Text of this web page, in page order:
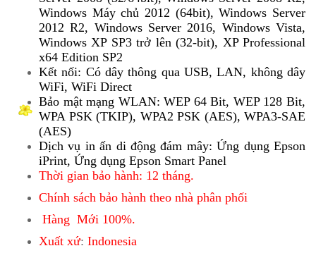
Windows Máy chủ 2012 (64bit), Windows Server
2012 R2, Windows Server 2016, Windows Vista,
Windows XP SP3 trở lên (32-bit), XP Professional
x64 Edition SP2
Kết nối: Có dây thông qua USB, LAN, không dây
WiFi, WiFi Direct
Bảo mật mạng WLAN: WEP 64 Bit, WEP 128 Bit,
WPA PSK (TKIP), WPA2 PSK (AES), WPA3-SAE
(AES)
Dịch vụ in ấn di động đám mây: Ứng dụng Epson
iPrint, Ứng dụng Epson Smart Panel
Thời gian bảo hành: 12 tháng.
Chính sách bảo hành theo nhà phân phối
Hàng Mới 100%.
Xuất xứ: Indonesia